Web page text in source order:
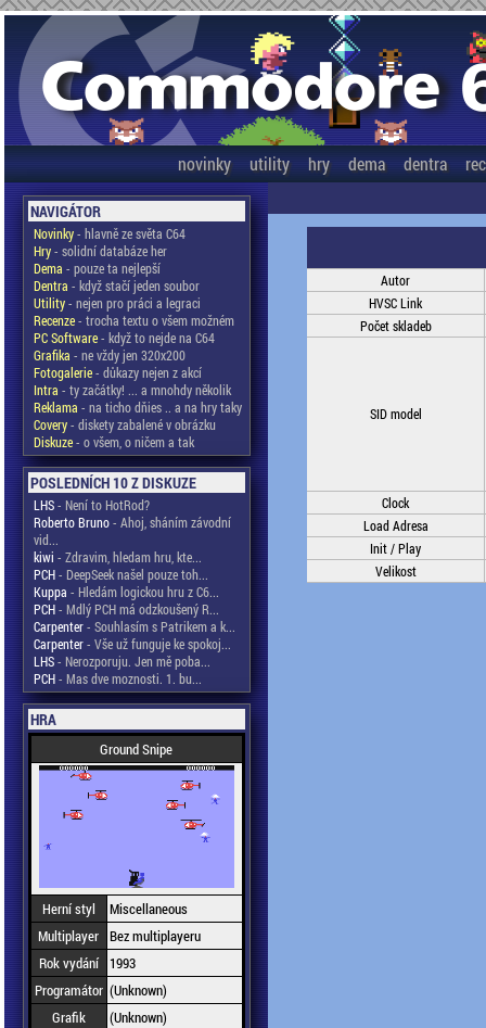
novinky utility hry dema dentra
NAVIGÁTOR
Novinky- hlavně ze světa C64
Hry- solidní databáze her
Dema - pouze ta nejlepší
Dentra - když stačí jeden soubor
Utility- nejen pro práci a legraci
Recenze- trocha textu o všem možném
PC Software- když to nejde na C64
Grafika - ne vždy jen 320x200
Fotogalerie- důkazy nejen z akcí
Intra - ty začátky! ... a mnohdy několik
Reklama - na ticho dňies .. a na hry taky
Covery- diskety zabalené v obrázku
Diskuze- o všem, o ničem a tak
POSLEDNÍCH 10 Z DISKUZE
LHS- Není to HotRod?
Roberto Bruno- Ahoj, sháním závodní
vid...
kiwi - Zdravim, hledam hru, kte...
PCH- DeepSeek našel pouze toh...
Kuppa - Hledám logickou hru z C6...
PCH- Mdlý PCH má odzkoušený R...
Carpenter- Souhlasím s Patrikem a k...
Carpenter- Vše už funguje ke spokoj...
LHS- Nerozporuju. Jen mě poba...
PCH- Mas dve moznosti. 1. bu...
HRA
Ground Snipe
Herní styl
Miscellaneous
Multiplayer Bez multiplayeru
Rok vydání
1993
Programátor (Unknown)
Grafik
(Unknown)
Autor
HVSC Link
Počet skladeb
SID model
Clock
Load Adresa
Init / Play
Velikost